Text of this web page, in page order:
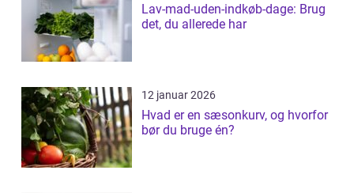
Lav-mad-uden-indkøb-dage: Brug
det, du allerede har
12 januar 2026
Hvad er en sæsonkurv, og hvorfor
bør du bruge én?